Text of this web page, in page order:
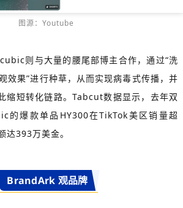
图源：Youtube
则与大量的腰尾部博主合作，通过“洗
效果”进行种草，从而实现病毒式传播，并
缩短转化链路。Tabcut数据显示，去年双
的爆款单品HY300在TikTok美区销量超
达393万美金。
BrandArk 观品牌